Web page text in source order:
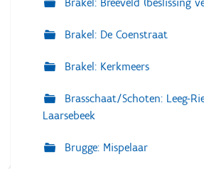
Brakel: Breeveld (beslissing
Brakel: De Coenstraat
Brakel: Kerkmeers
Brasschaat/Schoten: Leeg-
Laarsebeek
Brugge: Mispelaar